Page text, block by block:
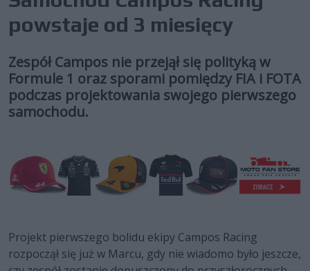
powstaje od 3 miesięcy
Zespół Campos nie przejął się polityką w
Formule 1 oraz sporami pomiędzy FIA i FOTA
podczas projektowania swojego pierwszego
samochodu.
Projekt pierwszego bolidu ekipy Campos Racing
rozpoczął się już w Marcu, gdy nie wiadomo było jeszcze,